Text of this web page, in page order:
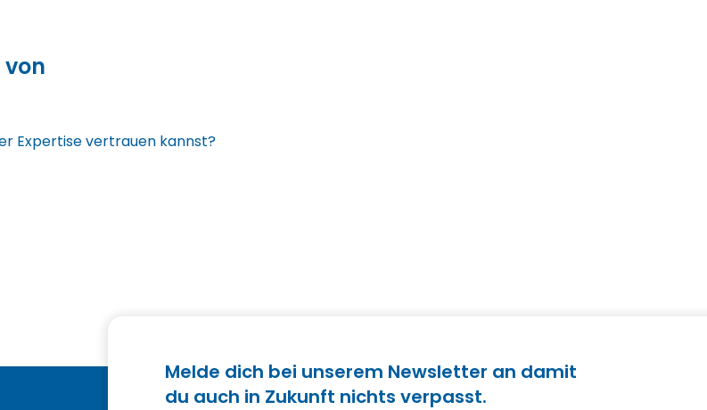
von
Expertise vertrauen kannst?
Melde dich bei unserem Newsletter an damit
du auch in Zukunft nichts verpasst.